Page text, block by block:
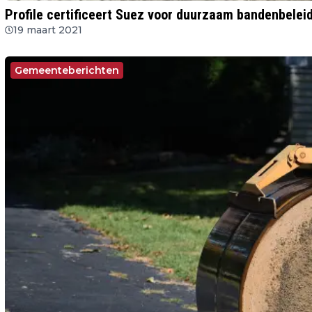
Profile certificeert Suez voor duurzaam
19 maart 2021
Gemeenteberichten